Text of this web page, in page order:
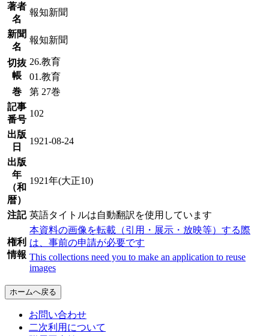
著者
名
報知新聞
新聞
名
報知新聞
切抜
帳
26.教育
01.教育
巻
第 27巻
記事
番号
102
出版
日
1921-08-24
出版
年
（和
暦）
1921年(大正10)
注記 英語タイトルは自動翻訳を使用しています
権利
情報
本資料の画像を転載（引用・展示・放映等）する際
は、事前の申請が必要です
This collections need you to make an application to reuse
images
ホームへ戻る
お問い合わせ
二次利用について